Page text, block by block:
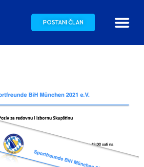
POSTANI ČLAN